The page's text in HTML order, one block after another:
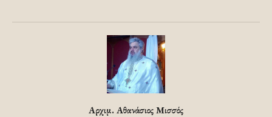
Αρχιμ. Αθανάσιος Μισσός